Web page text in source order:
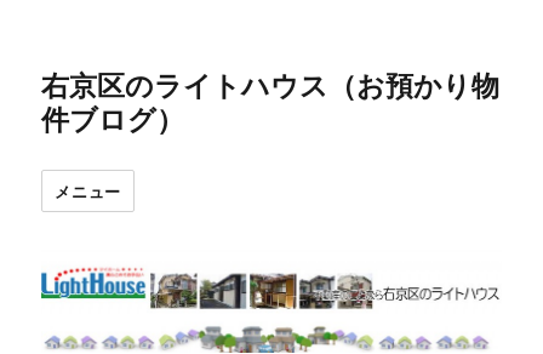
右京区のライトハウス（お預かり物
件ブログ）
メニュー